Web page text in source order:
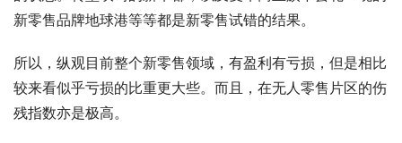
新零售品牌地球港等等都是新零售试错的结果。
所以，纵观目前整个新零售领域，有盈利有亏损，但是相比
较来看似乎亏损的比重更大些。而且，在无人零售片区的伤
残指数亦是极高。